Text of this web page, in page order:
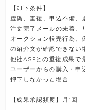
【却下条件】
虚偽、重複、申込不備、
注文完了メールの未着、
オークション転売行為、
の紹介文が確認できない
他社ASPとの重複成果で
ユーザーからの購入・申
押下しなかった場合
【成果承認頻度】月1回